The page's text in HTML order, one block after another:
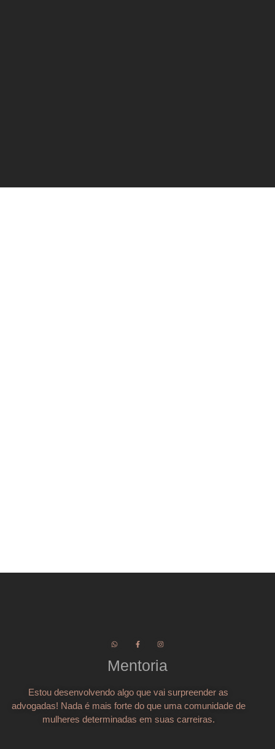
Mentoria
Estou desenvolvendo algo que vai surpreender as
advogadas! Nada é mais forte do que uma comunidade de
mulheres determinadas em suas carreiras.